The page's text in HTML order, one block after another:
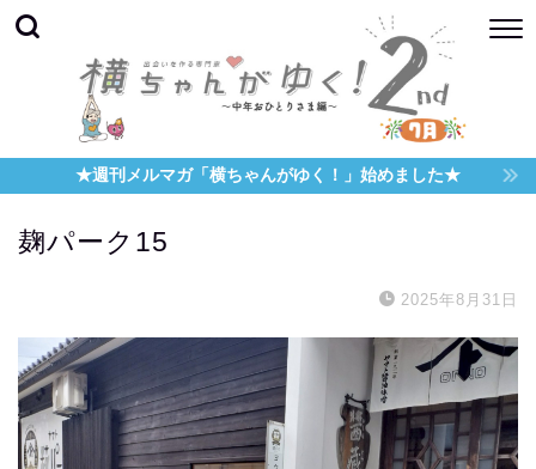
★週刊メルマガ「横ちゃんがゆく！」始めました★
麹パーク15
2025年8月31日